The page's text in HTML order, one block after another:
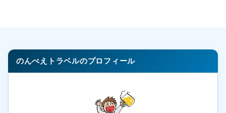
のんべえトラベルのプロフィール